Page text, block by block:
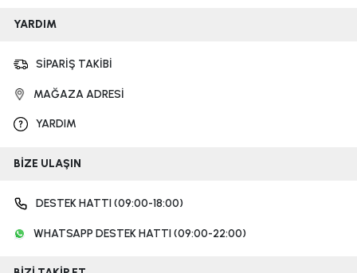
YARDIM
SİPARİŞ TAKİBİ
MAĞAZA ADRESİ
YARDIM
BİZE ULAŞIN
DESTEK HATTI (09:00-18:00)
WHATSAPP DESTEK HATTI (09:00-22:00)